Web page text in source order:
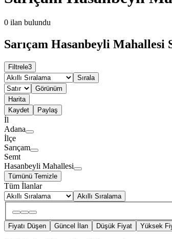
0 ilan bulundu
Sarıçam Hasanbeyli Mahallesi
Filtrele3
Sırala
Görünüm
Harita
Kaydet
Paylaş
İl
Adana
İlçe
Sarıçam
Semt
Hasanbeyli Mahallesi
Tümünü Temizle
Tüm İlanlar
Akıllı Sıralama
Fiyatı Düşen Güncel İlan Düşük Fiyat Yüksek